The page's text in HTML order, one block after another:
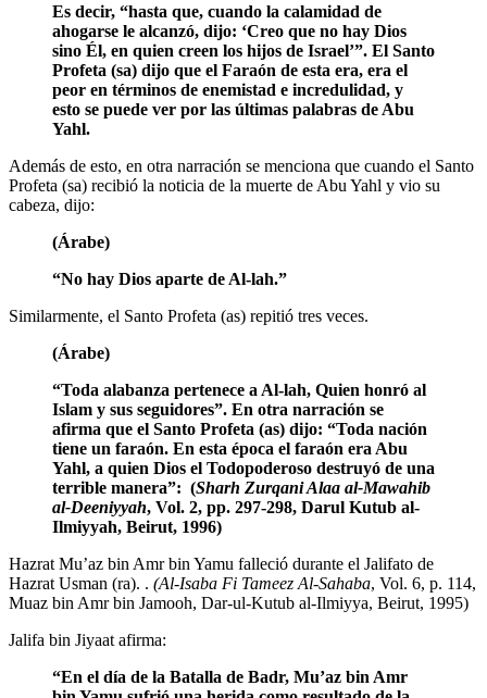
Es decir, “hasta que, cuando la calamidad de
ahogarse le alcanzó, dijo: ‘Creo que no hay Dios
sino Él, en quien creen los hijos de Israel’”. El Santo
Profeta (sa) dijo que el Faraón de esta era, era el
peor en términos de enemistad e incredulidad, y
esto se puede ver por las últimas palabras de Abu
Yahl.
Además de esto, en otra narración se menciona que cuando el Santo
Profeta (sa) recibió la noticia de la muerte de Abu Yahl y vio su
cabeza, dijo:
(Árabe)
“No hay Dios aparte de Al-lah.”
Similarmente, el Santo Profeta (as) repitió tres veces.
(Árabe)
“Toda alabanza pertenece a Al-lah, Quien honró al
Islam y sus seguidores”. En otra narración se
afirma que el Santo Profeta (as) dijo: “Toda nación
tiene un faraón. En esta época el faraón era Abu
Yahl, a quien Dios el Todopoderoso destruyó de una
terrible manera”: (Sharh Zurqani Alaa al-Mawahib
al-Deeniyyah, Vol. 2, pp. 297-298, Darul Kutub al-
Ilmiyyah, Beirut, 1996)
Hazrat Mu’az bin Amr bin Yamu falleció durante el Jalifato de
Hazrat Usman (ra). . (Al-Isaba Fi Tameez Al-Sahaba, Vol. 6, p. 114,
Muaz bin Amr bin Jamooh, Dar-ul-Kutub al-Ilmiyya, Beirut, 1995)
Jalifa bin Jiyaat afirma:
“En el día de la Batalla de Badr, Mu’az bin Amr